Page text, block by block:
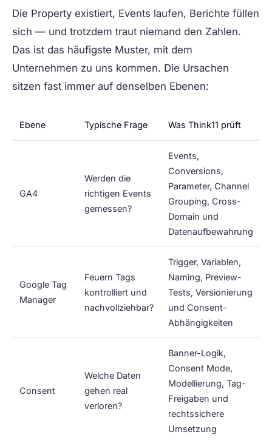
Die Property existiert, Events laufen, Berichte füllen
sich — und trotzdem traut niemand den Zahlen.
Das ist das häufigste Muster, mit dem
Unternehmen zu uns kommen. Die Ursachen
sitzen fast immer auf denselben Ebenen:
Ebene Typische Frage Was Think11 prüft
GA4
Werden die
richtigen Events
gemessen?
Events,
Conversions,
Parameter, Channel
Grouping, Cross-
Domain und
Datenaufbewahrung
Google Tag
Manager
Feuern Tags
kontrolliert und
nachvollziehbar?
Trigger, Variablen,
Naming, Preview-
Tests, Versionierung
und Consent-
Abhängigkeiten
Consent
Welche Daten
gehen real
verloren?
Banner-Logik,
Consent Mode,
Modellierung, Tag-
Freigaben und
rechtssichere
Umsetzung